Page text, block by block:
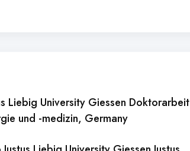
Liebig University Giessen Doktorarbeit
und -medizin, Germany